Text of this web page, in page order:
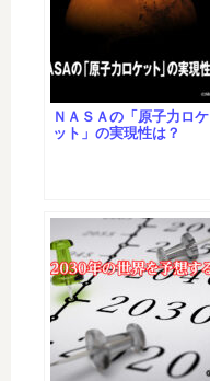
ＮＡＳＡの「原子力ロケ
ット」の実現性は？